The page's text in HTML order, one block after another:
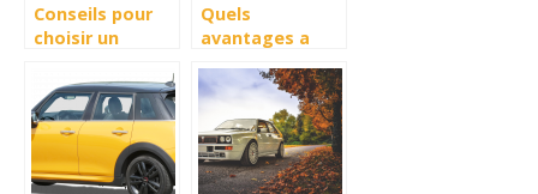
Conseils pour
choisir un
Quels
avantages a
logiciel dedie
professionnels
de l’automobile
?